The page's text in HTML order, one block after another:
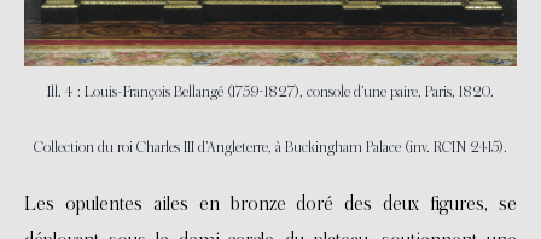
Ill. 4 : Louis-François Bellangé (1759-1827), console d’une paire, Paris, 1820.
Collection du roi Charles III d’Angleterre, à Buckingham Palace (inv. RCIN 2415).
Les opulentes ailes en bronze doré des deux figures, se